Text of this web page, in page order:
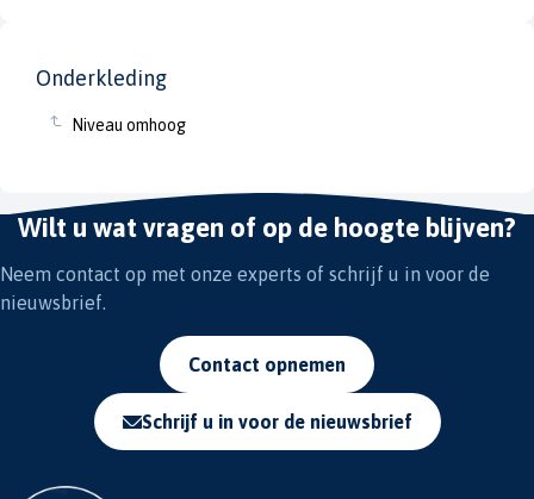
Onderkleding
Niveau omhoog
Wilt u wat vragen of op de hoogte blijven?
Neem contact op met onze experts of schrijf u in voor de
nieuwsbrief.
Contact opnemen
Schrijf u in voor de nieuwsbrief